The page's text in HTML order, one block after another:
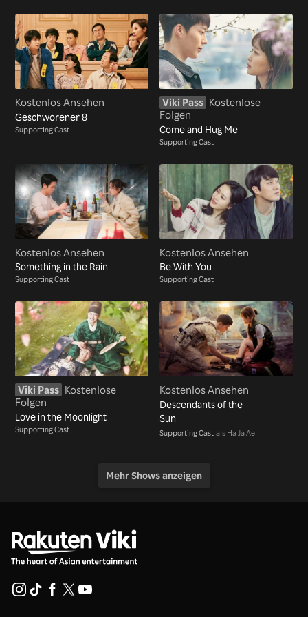
Kostenlos Ansehen
Geschworener 8
Supporting Cast
Viki Pass Kostenlose
Folgen
Come and Hug Me
Supporting Cast
Kostenlos Ansehen
Something in the Rain
Supporting Cast
Kostenlos Ansehen
Be With You
Supporting Cast
Viki Pass Kostenlose
Folgen
Love in the Moonlight
Supporting Cast
Kostenlos Ansehen
Descendants of the
Sun
Supporting Cast als Ha Ja Ae
Mehr Shows anzeigen